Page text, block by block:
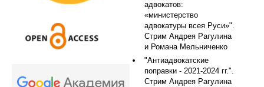
адвокатов:
«министерство
адвокатуры всея Руси»".
Стрим Андрея Рагулина
и Романа Мельниченко
"Антиадвокатские
поправки - 2021-2024 гг.".
Стрим Андрея Рагулина